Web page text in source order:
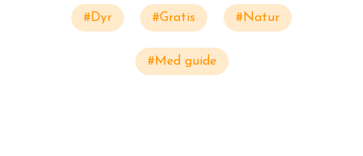
#Dyr #Gratis #Natur
#Med guide